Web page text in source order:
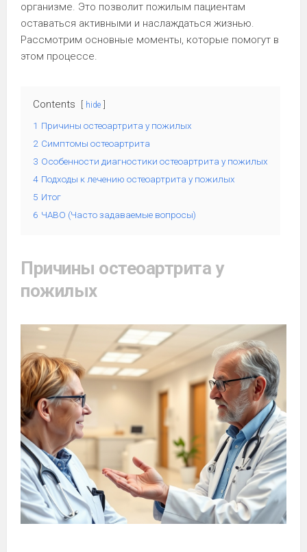
организме. Это позволит пожилым пациентам
оставаться активными и наслаждаться жизнью.
Рассмотрим основные моменты, которые помогут в
этом процессе.
Contents hide
1 Причины остеоартрита у пожилых
2 Симптомы остеоартрита
3 Особенности диагностики остеоартрита у пожилых
4 Подходы к лечению остеоартрита у пожилых
5 Итог
6 ЧАВО (Часто задаваемые вопросы)
Причины остеоартрита у
пожилых